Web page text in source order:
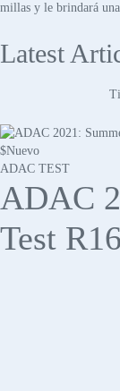
millas y le brindará
Latest
$Nuevo
ADAC TEST
ADAC
Test R16